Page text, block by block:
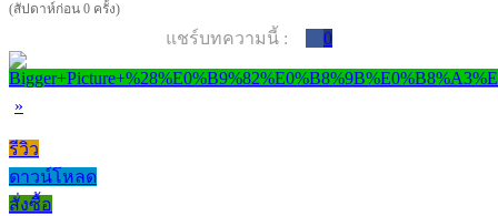
(สัปดาห์ก่อน 0 ครั้ง)
แชร์บทความนี้ : 0
»
รีวิว
ดาวน์โหลด
สั่งซื้อ